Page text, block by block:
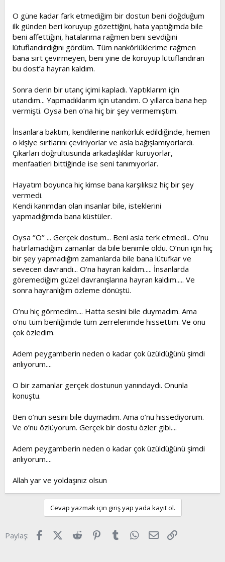
O güne kadar fark etmediğim bir dostun beni doğduğum
ilk günden beri koruyup gözettiğini, hata yaptığımda bile
beni affettiğini, hatalarıma rağmen beni sevdiğini
lütuflandırdığını gördüm. Tüm nankörlüklerime rağmen
bana sırt çevirmeyen, beni yine de koruyup lütuflandıran
bu dost’a hayran kaldım.
Sonra derin bir utanç içimi kapladı. Yaptıklarım için
utandım... Yapmadıklarım için utandım. O yıllarca bana hep
vermişti. Oysa ben o’na hiç bir şey vermemiştim.
İnsanlara baktım, kendilerine nankörlük edildiğinde, hemen
o kişiye sırtlarını çeviriyorlar ve asla bağışlamıyorlardı.
Çıkarları doğrultusunda arkadaşlıklar kuruyorlar,
menfaatleri bittiğinde ise seni tanımıyorlar.
Hayatım boyunca hiç kimse bana karşılıksız hiç bir şey
vermedi.
Kendi kanımdan olan insanlar bile, isteklerini
yapmadığımda bana küstüler.
Oysa ‘’O’’ ... Gerçek dostum... Beni asla terk etmedi... O’nu
hatırlamadığım zamanlar da bile benimle oldu. O’nun için hiç
bir şey yapmadığım zamanlarda bile bana lütufkar ve
sevecen davrandı... O’na hayran kaldım..... İnsanlarda
göremediğim güzel davranışlarına hayran kaldım..... Ve
sonra hayranlığım özleme dönüştü.
O’nu hiç görmedim.... Hatta sesini bile duymadım. Ama
o’nu tüm benliğimde tüm zerrelerimde hissettim. Ve onu
çok özledim.
Adem peygamberin neden o kadar çok üzüldüğünü şimdi
anlıyorum....
O bir zamanlar gerçek dostunun yanındaydı. Onunla
konuştu.
Ben o’nun sesini bile duymadım. Ama o’nu hissediyorum.
Ve o’nu özlüyorum. Gerçek bir dostu özler gibi....
Adem peygamberin neden o kadar çok üzüldüğünü şimdi
anlıyorum....
Allah yar ve yoldaşınız olsun
Cevap yazmak için giriş yap yada kayıt ol.
Paylaş: FacebookX (Twitter)
Reddit Pinterest
Tumblr WhatsApp
E-posta